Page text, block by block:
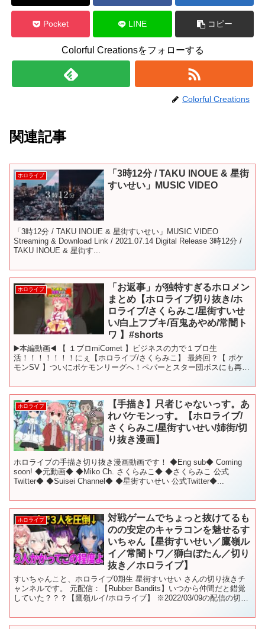
Pocket LINE コピー
Colorful Creationsをフォローする
Colorful Creations
関連記事
ホロライブ
「3時12分 / TAKU INOUE & 星街
すいせい」MUSIC VIDEO
「3時12分 / TAKU INOUE & 星街すいせい」MUSIC VIDEO
Streaming & Download Link / 2021.07.14 Digital Release 3時12分 /
TAKU INOUE & 星街す...
ホロライブ
「お返事」が独特すぎるホロメン
まとめ【ホロライブ切り抜き/ホ
ロライブ/さくらみこ/星街すいせ
い/白上フブキ/百鬼あやめ/常闇ト
ワ 】#shorts
▶️本編動画◀️ 【 １ブロmiComet 】ビジネスの力で１ブロ生
活！！！！！！！にぇ【ホロライブ/さくらみこ】 最終回？【 ポケ
モンSV 】ついにポケモンリーグへ！ペパーとスター団ボスにも再戦
ホロライブ
【手描き】只者じゃないっす。あ
れバケモンっす。【ホロライブ/
さくらみこ/星街すいせい/姉街/切
り抜き漫画】
ホロライブの手描き切り抜き漫画動画です！ ◆Eng sub◆ Coming
soon! ◆元動画◆ ◆Miko Ch. さくらみこ◆ ◆さくらみこ 公式
Twitter◆ ◆Suisei Channel◆ ◆星街すいせい 公式Twitter◆...
ホロライブ
対戦ゲームでちょっと抜けてるも
のの安定のキャラコンを魅せるす
いちゃん【星街すいせい／鷹嶺ル
イ／常闇トワ／獅白ぼたん／切り
抜き／ホロライブ】
すいちゃんこと、ホロライブ0期生 星街すいせい さんの切り抜きチ
ャンネルです。 元配信：【Rubber Bandits】いつから仲間だと錯覚
していた？？？【鷹嶺ルイ/ホロライブ】 ※2022/03/09の配信の切り